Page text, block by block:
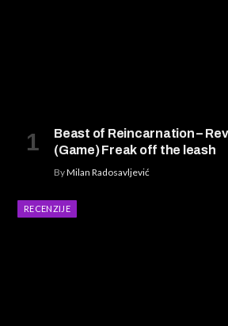
Beast of Reincarnation –
(Game) Freak off the leash
ByMilan Radosavljević
RECENZIJE